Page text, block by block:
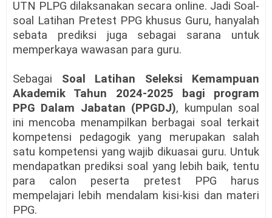
UTN PLPG dilaksanakan secara online. Jadi Soal-
soal Latihan Pretest PPG khusus Guru, hanyalah
sebata prediksi juga sebagai sarana untuk
memperkaya wawasan para guru.
Sebagai Soal Latihan Seleksi Kemampuan
Akademik Tahun 2024-2025 bagi program
PPG Dalam Jabatan (PPGDJ), kumpulan soal
ini mencoba menampilkan berbagai soal terkait
kompetensi pedagogik yang merupakan salah
satu kompetensi yang wajib dikuasai guru. Untuk
mendapatkan prediksi soal yang lebih baik, tentu
para calon peserta pretest PPG harus
mempelajari lebih mendalam kisi-kisi dan materi
PPG.